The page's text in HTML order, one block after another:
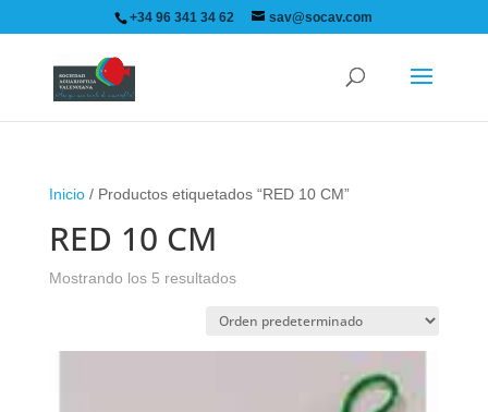
+34 96 341 34 62 sav@socav.com
Inicio/ Productos etiquetados “RED 10 CM”
RED 10 CM
Mostrando los 5 resultados